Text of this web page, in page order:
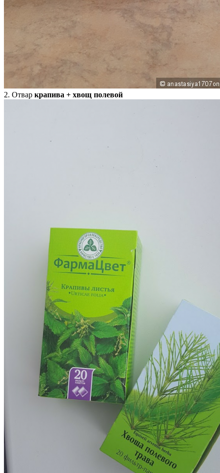
2. Отвар крапива + хвощ полевой